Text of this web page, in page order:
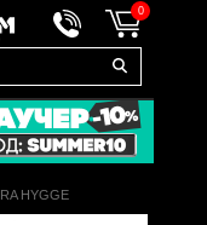
0
RA HYGGE